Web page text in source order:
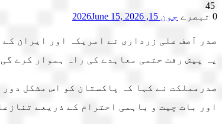
45
0 تبصرے
جون 15, 2026 June 15, 2026
صدر آصف علی زرداری نے امریکہ اور ایران
یہ پیش رفت حتمی معاہدے کی راہ ہموار کرے
صدرمملکت نے کہا کہ پاکستان کو اس مشکل
اور بات چیت و باہمی احترام کے ذریعے